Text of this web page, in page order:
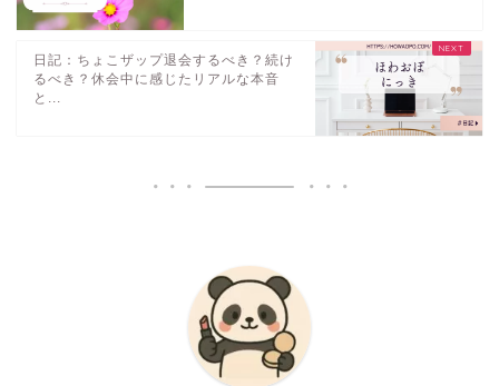
日記：ちょこザップ退会するべき？続け
るべき？休会中に感じたリアルな本音
と...